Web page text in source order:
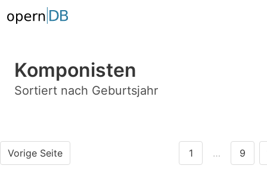
Komponisten
Sortiert nach Geburtsjahr
Vorige Seite 1 … 9